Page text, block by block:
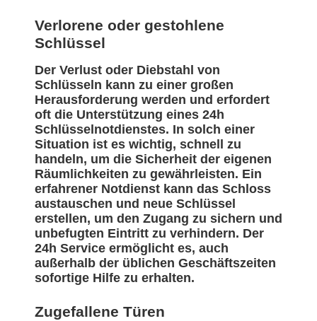
Verlorene oder gestohlene
Schlüssel
Der Verlust oder Diebstahl von
Schlüsseln kann zu einer großen
Herausforderung werden und erfordert
oft die Unterstützung eines 24h
Schlüsselnotdienstes. In solch einer
Situation ist es wichtig, schnell zu
handeln, um die Sicherheit der eigenen
Räumlichkeiten zu gewährleisten. Ein
erfahrener Notdienst kann das Schloss
austauschen und neue Schlüssel
erstellen, um den Zugang zu sichern und
unbefugten Eintritt zu verhindern. Der
24h Service ermöglicht es, auch
außerhalb der üblichen Geschäftszeiten
sofortige Hilfe zu erhalten.
Zugefallene Türen